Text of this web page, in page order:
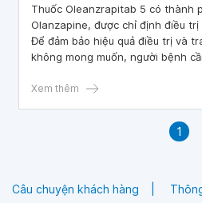
Thuốc Oleanzrapitab 5 có thành
Olanzapine, được chỉ định điều
Để đảm bảo hiệu quả điều trị và
không mong muốn, người bệnh
Xem thêm
1
Câu chuyện khách hàng